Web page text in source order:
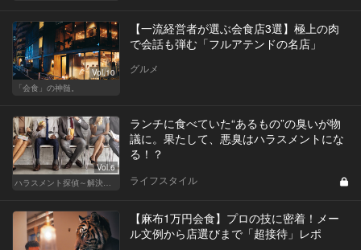
Vol.10
「会食」の神髄。
【一流経営者が選ぶ会食店3選】極上の肉
で会話も弾む「フルアテンドの名店」
グルメ
Vol.6
ハラスメント探偵～解決編～
ランチに食べていた“あるもの”の臭いが物
議に。果たして、悪臭はハラスメントにな
る！？
ライフスタイル
【麻布1万円会食】プロの技に密着！メー
ル文例から店選びまで「超接待」レポ